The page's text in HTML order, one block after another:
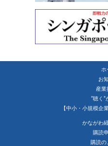
ホ
お
産業
”聴く”
【中小・小規模企
かながわ
購読
購読の